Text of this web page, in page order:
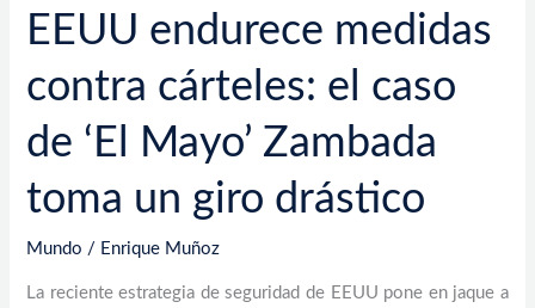
EEUU endurece medidas
contra cárteles: el caso
de ‘El Mayo’ Zambada
toma un giro drástico
Mundo / Enrique Muñoz
La reciente estrategia de seguridad de EEUU pone en jaque a
un
giro